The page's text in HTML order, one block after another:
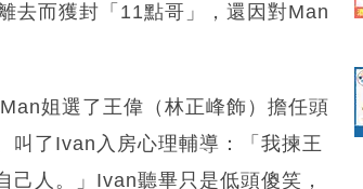
去而獲封「11點哥」，還因對Man
姐選了王偉（林正峰飾）擔任頭
叫了Ivan入房心理輔導：「我揀王
人。」Ivan聽畢只是低頭傻笑，